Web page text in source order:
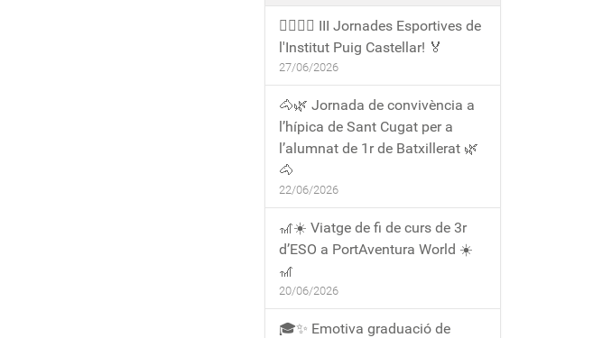
🏃‍♀️🏃‍♂️ III Jornades Esportives de
l'Institut Puig Castellar! 🏅
27/06/2026
🐴🌿 Jornada de convivència a
l’hípica de Sant Cugat per a
l’alumnat de 1r de Batxillerat 🌿
🐴
22/06/2026
🎢☀️ Viatge de fi de curs de 3r
d’ESO a PortAventura World ☀️
🎢
20/06/2026
🎓✨ Emotiva graduació de